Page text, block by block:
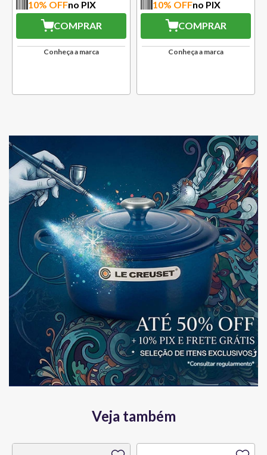
10% OFFno PIX
COMPRAR
Conheça a marca
10% OFFno PIX
COMPRAR
Conheça a marca
Veja também